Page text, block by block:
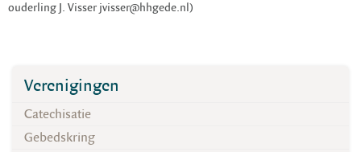
ouderling J. Visser jvisser@hhgede.nl)
Verenigingen
Catechisatie
Gebedskring